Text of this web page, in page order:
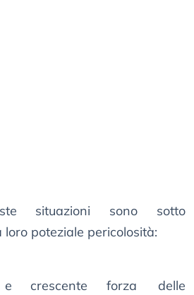
situazioni sono sotto
poteziale pericolosità:
crescente forza delle